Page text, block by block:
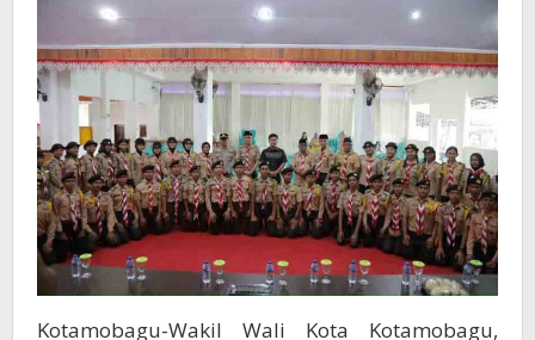
Kotamobagu-Wakil Wali Kota Kotamobagu,